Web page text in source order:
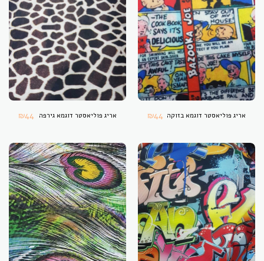
אריג פוליאסטר דוגמא בזוקה ₪44 אריג פוליאסטר דוגמא גירפה ₪44